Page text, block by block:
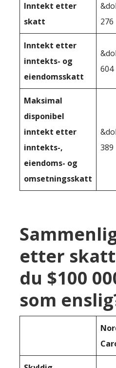
Inntekt etter
skatt
276
Inntekt etter
inntekts- og
eiendomsskatt
604
Maksimal
disponibel
inntekt etter
inntekts-,
eiendoms- og
omsetningsskatt
389
etter
du $100
som